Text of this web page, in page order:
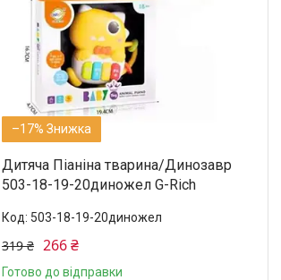
–17%
Дитяча Піаніна тварина/Динозавр
503-18-19-20диножел G-Rich
503-18-19-20диножел
319 ₴ 266 ₴
Готово до відправки